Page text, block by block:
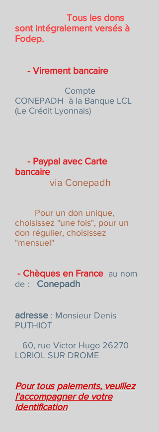
Tous les dons
sont intégralement versés à
Fodep.
- Virement bancaire
Compte
CONEPADH à la Banque LCL
(Le Crédit Lyonnais)
- Paypal avec Carte
bancaire
via Conepadh
Pour un don unique,
choisissez "une fois", pour un
don régulier, choisissez
"mensuel"
- Chèques en France au nom
de : Conepadh
adresse : Monsieur Denis
PUTHIOT
60, rue Victor Hugo 26270
LORIOL SUR DROME
Pour tous paiements, veuillez
l'accompagner de votre
identification